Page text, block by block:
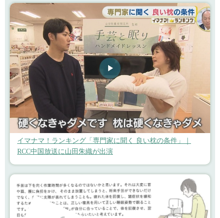
イマナマ！ランキング「専門家に聞く 良い枕の条件」｜
RCC中国放送に山田朱織が出演